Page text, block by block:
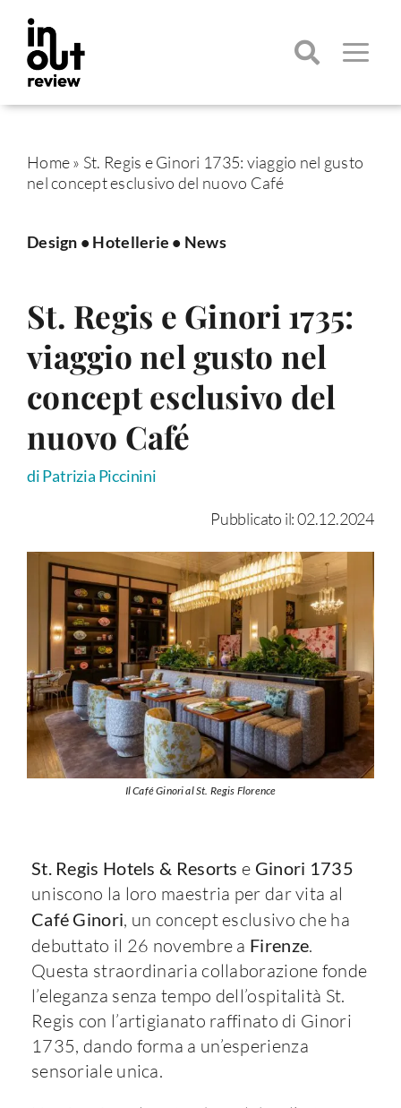
contenuto
Toggle
per:
Home» St. Regis e Ginori 1735: viaggio nel gusto
nel concept esclusivo del nuovo Café
Design • Hotellerie • News
St. Regis e Ginori 1735:
viaggio nel gusto nel
concept esclusivo del
nuovo Café
di Patrizia Piccinini
Pubblicato il: 02.12.2024
Il Café Ginori al St. Regis Florence
St. Regis Hotels & Resorts e Ginori 1735
uniscono la loro maestria per dar vita al
Café Ginori, un concept esclusivo che ha
debuttato il 26 novembre a Firenze.
Questa straordinaria collaborazione fonde
l’eleganza senza tempo dell’ospitalità St.
Regis con l’artigianato raffinato di Ginori
1735, dando forma a un’esperienza
sensoriale unica.